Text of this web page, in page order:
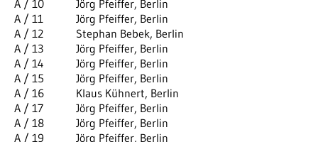
A / 10
Jörg Pfeiffer, Berlin
A / 11
Jörg Pfeiffer, Berlin
A / 12
Stephan Bebek, Berlin
A / 13
Jörg Pfeiffer, Berlin
A / 14
Jörg Pfeiffer, Berlin
A / 15
Jörg Pfeiffer, Berlin
A / 16
Klaus Kühnert, Berlin
A / 17
Jörg Pfeiffer, Berlin
A / 18
Jörg Pfeiffer, Berlin
A / 19
Jörg Pfeiffer, Berlin